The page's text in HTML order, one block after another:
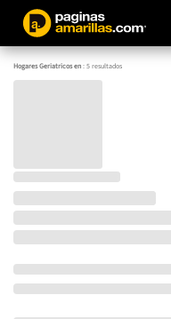
Hogares Geriatricos en:5resultados